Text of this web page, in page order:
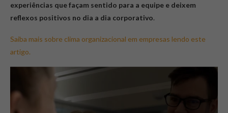
experiências que façam sentido para a equipe e deixem
reflexos positivos no dia a dia corporativo.
Saiba mais sobre clima organizacional em empresas lendo este
artigo.